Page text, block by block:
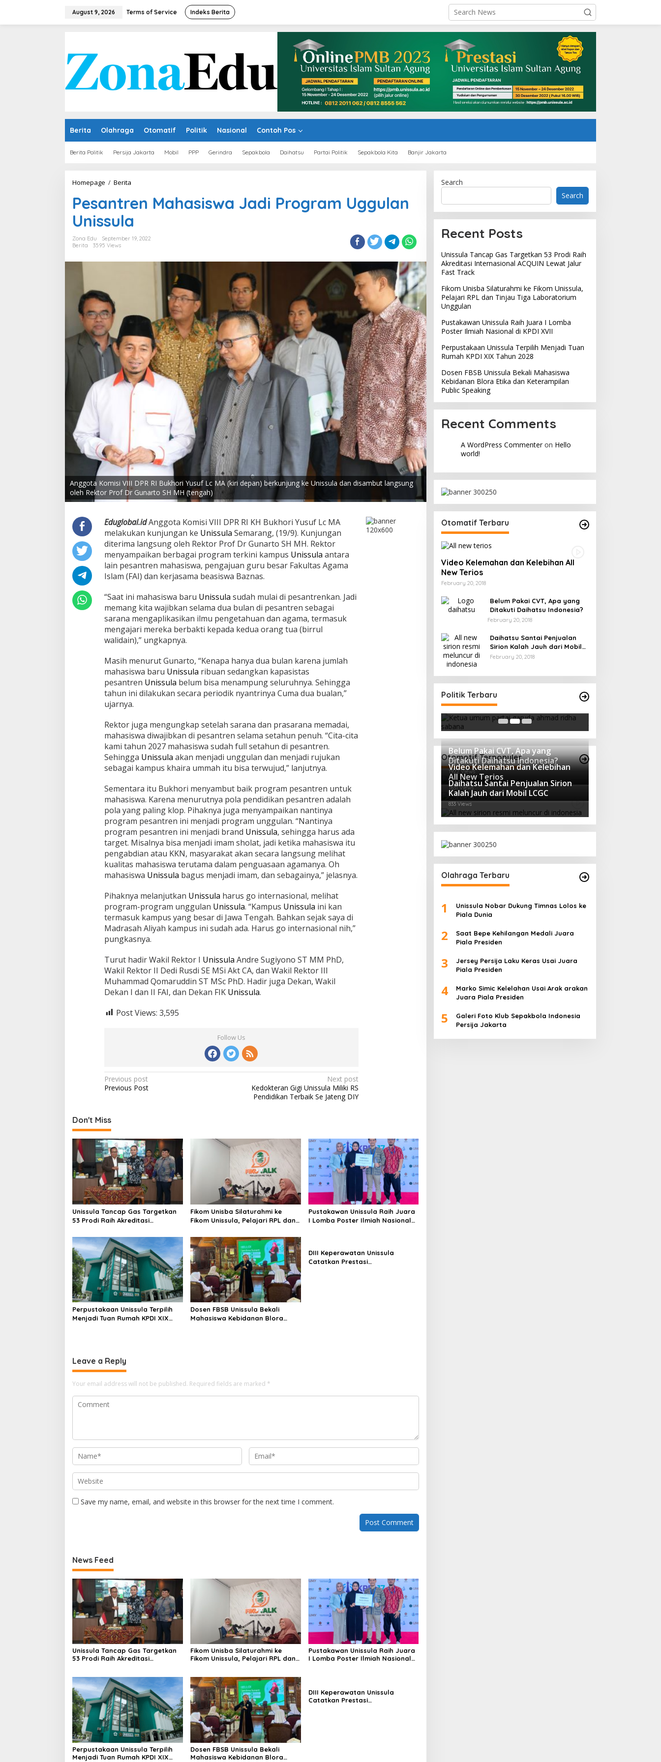
August 9, 2026 Terms of Service Indeks Berita
Berita Olahraga Otomatif Politik Nasional Contoh Pos
Berita Politik Persija Jakarta Mobil PPP Gerindra Sepakbola Daihatsu Partai Politik Sepakbola Kita Banjir Jakarta
Homepage / Berita
Jadi
Program
Uggulan
Unissula
Pesantren Mahasiswa Jadi Program Uggulan
Unissula
Zona Edu
September 19, 2022
Berita
3595 Views
Anggota Komisi VIII DPR RI Bukhori Yusuf Lc MA (kiri depan) berkunjung ke Unissula dan disambut langsung
oleh Rektor Prof Dr Gunarto SH MH (tengah)
Eduglobal.idAnggota Komisi VIII DPR RI KH Bukhori Yusuf Lc MA
melakukan kunjungan ke Unissula Semarang, (19/9). Kunjungan
diterima langsung oleh Rektor Prof Dr Gunarto SH MH. Rektor
menyampaikan berbagai program terkini kampus Unissula antara
lain pesantren mahasiswa, pengajuan guru besar Fakultas Agama
Islam (FAI) dan kerjasama beasiswa Baznas.
“Saat ini mahasiswa baru Unissula sudah mulai di pesantrenkan. Jadi
memang kita wajibkan selama dua bulan di pesantren sebagai
sarana mengaplikasikan ilmu pengetahuan dan agama, termasuk
mengajari mereka berbakti kepada kedua orang tua (birrul
walidain),” ungkapnya.
Masih menurut Gunarto, “Kenapa hanya dua bulan karena jumlah
mahasiswa baru Unissula ribuan sedangkan kapasistas
pesantren Unissula belum bisa menampung seluruhnya. Sehingga
tahun ini dilakukan secara periodik nyantrinya Cuma dua bualan,”
ujarnya.
Rektor juga mengungkap setelah sarana dan prasarana memadai,
mahasiswa diwajibkan di pesantren selama setahun penuh. “Cita-cita
kami tahun 2027 mahasiswa sudah full setahun di pesantren.
Sehingga Unissula akan menjadi unggulan dan menjadi rujukan
sebagai kampus khaira ummah itu bisa terwujud,” lanjutnya.
Sementara itu Bukhori menyambut baik program pesantren untuk
mahasiswa. Karena menurutnya pola pendidikan pesantren adalah
pola yang paling klop. Pihaknya juga menyampaikan nantinya
program pesantren ini menjadi program unggulan. “Nantinya
program pesantren ini menjadi brand Unissula, sehingga harus ada
target. Misalnya bisa menjadi imam sholat, jadi ketika mahasiswa itu
pengabdian atau KKN, masyarakat akan secara langsung melihat
kualitas mahasiswa terutama dalam penguasaan agamanya. Oh
mahasiswa Unissula bagus menjadi imam, dan sebagainya,” jelasnya.
Pihaknya melanjutkan Unissula harus go internasional, melihat
program-program unggulan Unissula. “Kampus Unissula ini kan
termasuk kampus yang besar di Jawa Tengah. Bahkan sejak saya di
Madrasah Aliyah kampus ini sudah ada. Harus go internasional nih,”
pungkasnya.
Turut hadir Wakil Rektor I Unissula Andre Sugiyono ST MM PhD,
Wakil Rektor II Dedi Rusdi SE MSi Akt CA, dan Wakil Rektor III
Muhammad Qomaruddin ST MSc PhD. Hadir juga Dekan, Wakil
Dekan I dan II FAI, dan Dekan FIK Unissula.
Post Views: 3,595
Follow Us
Post
navigation
Previous post
Previous Post
Next post
Kedokteran Gigi Unissula Miliki RS
Pendidikan Terbaik Se Jateng DIY
Don't Miss
Unissula Tancap Gas Targetkan
53 Prodi Raih Akreditasi
Jalur Fast Track
Fikom Unisba Silaturahmi ke
Fikom Unissula, Pelajari RPL dan
Unggulan
Pustakawan Unissula Raih Juara
I Lomba Poster Ilmiah Nasional
Perpustakaan Unissula Terpilih
Menjadi Tuan Rumah KPDI XIX
Dosen FBSB Unissula Bekali
Mahasiswa Kebidanan Blora
DIII Keperawatan Unissula
Catatkan Prestasi
Leave a Reply
Your email address will not be published. Required fields are marked *
Save my name, email, and website in this browser for the next time I comment.
News Feed
Unissula Tancap Gas Targetkan
53 Prodi Raih Akreditasi
Fikom Unisba Silaturahmi ke
Fikom Unissula, Pelajari RPL dan
Pustakawan Unissula Raih Juara
I Lomba Poster Ilmiah Nasional
Perpustakaan Unissula Terpilih
Menjadi Tuan Rumah KPDI XIX
Dosen FBSB Unissula Bekali
Mahasiswa Kebidanan Blora
DIII Keperawatan Unissula
Catatkan Prestasi
Search
Search
Recent Posts
Unissula Tancap Gas Targetkan 53 Prodi Raih
Akreditasi Internasional ACQUIN Lewat Jalur
Fast Track
Fikom Unisba Silaturahmi ke Fikom Unissula,
Pelajari RPL dan Tinjau Tiga Laboratorium
Unggulan
Pustakawan Unissula Raih Juara I Lomba
Poster Ilmiah Nasional di KPDI XVII
Perpustakaan Unissula Terpilih Menjadi Tuan
Rumah KPDI XIX Tahun 2028
Dosen FBSB Unissula Bekali Mahasiswa
Kebidanan Blora Etika dan Keterampilan
Public Speaking
Recent Comments
A WordPress Commenteron Hello
world!
Otomatif Terbaru
Video Kelemahan dan Kelebihan All
New Terios
February 20, 2018
Belum Pakai CVT, Apa yang
Ditakuti Daihatsu Indonesia?
February 20, 2018
Daihatsu Santai Penjualan
Sirion Kalah Jauh dari Mobil
LCGC
February 20, 2018
Politik Terbaru
Jagatara Indonesia Siap
Mengawal Kepemimpinan Mas Dar
Sudaryono sebagai Kepala Badan
In Berita, Politik |
Ini Dia Hubungan Partai Garuda
dengan Gerindra
Otomotif Terpopuler
Belum Pakai CVT, Apa yang
Ditakuti Daihatsu Indonesia?
1922 Views
Video Kelemahan dan Kelebihan
All New Terios
1631 Views
Daihatsu Santai Penjualan Sirion
Kalah Jauh dari Mobil LCGC
833 Views
Olahraga Terbaru
1
Unissula Nobar Dukung Timnas Lolos ke
Piala Dunia
2
Saat Bepe Kehilangan Medali Juara
Piala Presiden
3
Jersey Persija Laku Keras Usai Juara
Piala Presiden
4
Marko Simic Kelelahan Usai Arak arakan
Juara Piala Presiden
5
Galeri Foto Klub Sepakbola Indonesia
Persija Jakarta